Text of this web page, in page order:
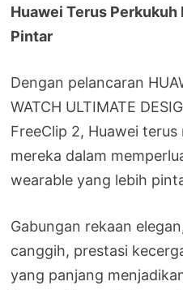
Huawei Terus
Pintar
Dengan pelancaran
WATCH ULTIMATE
FreeClip 2, Huawei
mereka dalam
wearable yang lebih
Gabungan rekaan
canggih, prestasi
yang panjang